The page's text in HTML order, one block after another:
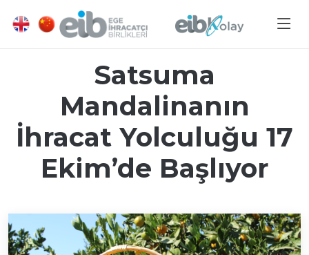
Satsuma
Mandalinanın
İhracat Yolculuğu 17
Ekim’de Başlıyor